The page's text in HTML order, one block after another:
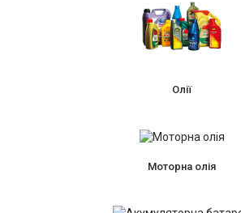
Олії
Моторна олія